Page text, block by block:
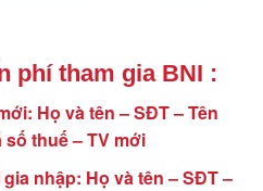
phí tham gia BNI :
Họ và tên – SĐT – Tên
số thuế – TV mới
nhập: Họ và tên – SĐT –